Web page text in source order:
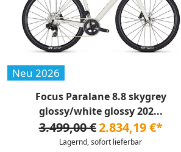
Neu 2026
Focus Paralane 8.8 skygrey
glossy/white glossy 202...
3.499,00 €2.834,19 €*
Lagernd, sofort lieferbar